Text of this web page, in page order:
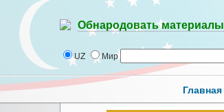
Обнародовать материалы
UZ Мир
Главная